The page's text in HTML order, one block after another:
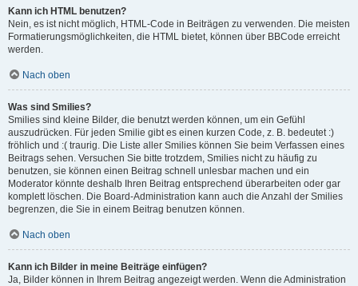
Kann ich HTML benutzen?
Nein, es ist nicht möglich, HTML-Code in Beiträgen zu verwenden. Die meisten
Formatierungsmöglichkeiten, die HTML bietet, können über BBCode erreicht
werden.
Nach oben
Was sind Smilies?
Smilies sind kleine Bilder, die benutzt werden können, um ein Gefühl
auszudrücken. Für jeden Smilie gibt es einen kurzen Code, z. B. bedeutet :)
fröhlich und :( traurig. Die Liste aller Smilies können Sie beim Verfassen eines
Beitrags sehen. Versuchen Sie bitte trotzdem, Smilies nicht zu häufig zu
benutzen, sie können einen Beitrag schnell unlesbar machen und ein
Moderator könnte deshalb Ihren Beitrag entsprechend überarbeiten oder gar
komplett löschen. Die Board-Administration kann auch die Anzahl der Smilies
begrenzen, die Sie in einem Beitrag benutzen können.
Nach oben
Kann ich Bilder in meine Beiträge einfügen?
Ja, Bilder können in Ihrem Beitrag angezeigt werden. Wenn die Administration